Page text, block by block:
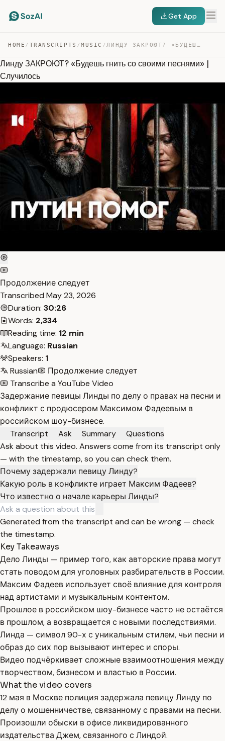
Get App
HOME / TRANSCRIPTS /MUSIC / ЛИНДУ ЗАКРОЮТ? «БУДЕШЬ ГНИТЬ СО СВОИМИ ПЕСНЯМИ» | СЛУЧИ… — TRANSCRIPT
Линду ЗАКРОЮТ? «Будешь гнить со своими песнями» |
Случилось
Продолжение следует
Transcribed May 23, 2026
Duration: 30:26
Words: 2,334
Reading time: 12 min
Language: Russian
Speakers: 1
Russian
Продолжение следует
Transcribe a YouTube Video
Задержание певицы Линды по делу о правах на песни и
конфликт с продюсером Максимом Фадеевым в
российском шоу-бизнесе.
Transcript
Ask Summary
Questions
Ask about this video. Answers come from its transcript only
— with the timestamp, so you can check them.
Почему задержали певицу Линду?
Какую роль в конфликте играет Максим Фадеев?
Что известно о начале карьеры Линды?
Generated from the transcript and can be wrong — check
the timestamp.
Key Takeaways
Дело Линды — пример того, как авторские права могут
стать поводом для уголовных разбирательств в России.
Максим Фадеев использует своё влияние для контроля
над артистами и музыкальным контентом.
Прошлое в российском шоу-бизнесе часто не остаётся
в прошлом, а возвращается с новыми последствиями.
Линда — символ 90-х с уникальным стилем, чьи песни и
образ до сих пор вызывают интерес и споры.
Видео подчёркивает сложные взаимоотношения между
творчеством, бизнесом и властью в России.
What the video covers
12 мая в Москве полиция задержала певицу Линду по
делу о мошенничестве, связанному с правами на песни.
Произошли обыски в офисе ликвидированного
издательства Джем, связанного с Линдой.